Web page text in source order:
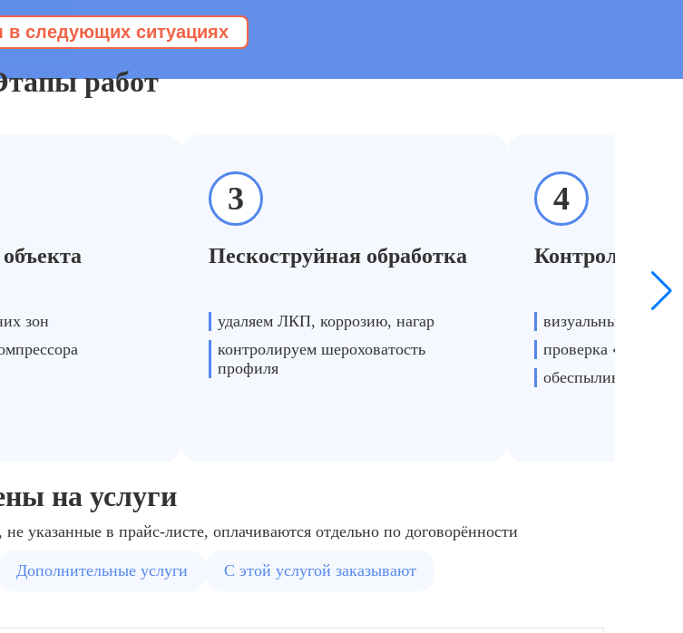
следующих ситуациях
заказывают, когда:
+ обезжиривание → Sa 2–Sa 2,5, повышенная адгезия
работ
зон
3
Пескоструйная обработка
удаляем ЛКП, коррозию, нагар
контролируем шероховатость
профиля
4
Контроль
визуальный
проверка «белых
обеспыливание
на услуги
указанные в прайс-листе, оплачиваются отдельно по договорённости
Дополнительные услуги С этой услугой заказывают